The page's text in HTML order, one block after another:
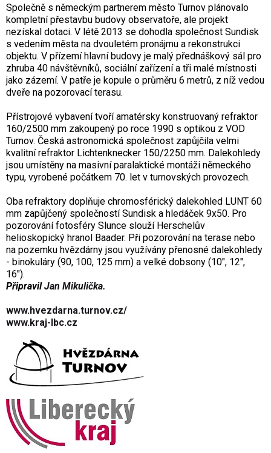
Společně s německým partnerem město Turnov plánovalo
kompletní přestavbu budovy observatoře, ale projekt
nezískal dotaci. V létě 2013 se dohodla společnost Sundisk
s vedením města na dvouletém pronájmu a rekonstrukci
objektu. V přízemí hlavní budovy je malý přednáškový sál pro
zhruba 40 návštěvníků, sociální zařízení a tři malé místnosti
jako zázemí. V patře je kopule o průměru 6 metrů, z níž vedou
dveře na pozorovací terasu.
Přístrojové vybavení tvoří amatérsky konstruovaný refraktor
160/2500 mm zakoupený po roce 1990 s optikou z VOD
Turnov. Česká astronomická společnost zapůjčila velmi
kvalitní refraktor Lichtenknecker 150/2250 mm. Dalekohledy
jsou umístěny na masivní paralaktické montáži německého
typu, vyrobené počátkem 70. let v turnovských provozech.
Oba refraktory doplňuje chromosférický dalekohled LUNT 60
mm zapůjčený společností Sundisk a hledáček 9x50. Pro
pozorování fotosféry Slunce slouží Herschelův
helioskopický hranol Baader. Při pozorování na terase nebo
na pozemku hvězdárny jsou využívány přenosné dalekohledy
- binokuláry (90, 100, 125 mm) a velké dobsony (10", 12",
16").
PřipravilJan Mikulička.
www.hvezdarna.turnov.cz/
www.kraj-lbc.cz